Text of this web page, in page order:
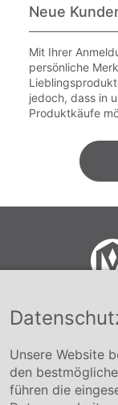
Neue
Mit Ihrer
persönliche
jedoch, dass in
Produktkäufe
Unsere Website
den
führen die